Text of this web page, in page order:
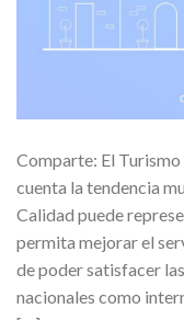
Comparte: El Turismo
cuenta la tendencia
Calidad puede
permita mejorar el
de poder satisfacer
nacionales como